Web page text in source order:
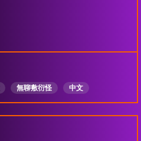
無聊敷衍怪 中文